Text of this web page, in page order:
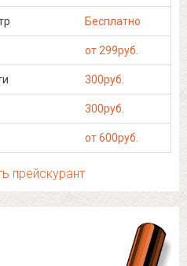
Бесплатно
от 299руб.
300руб.
300руб.
от 600руб.
прейскурант